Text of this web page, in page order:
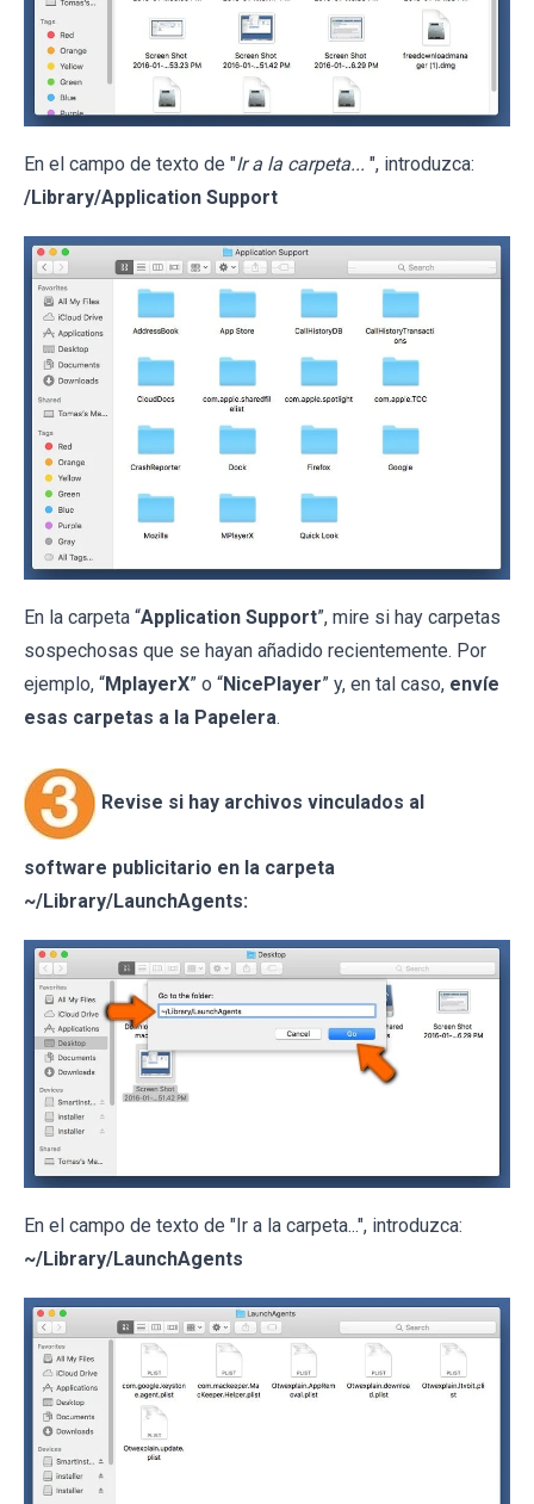
En el campo de texto de "Ir a la carpeta... ", introduzca:
/Library/Application Support
En la carpeta “Application Support”, mire si hay carpetas
sospechosas que se hayan añadido recientemente. Por
ejemplo, “MplayerX” o “NicePlayer” y, en tal caso, envíe
esas carpetas a la Papelera.
Revise si hay archivos vinculados al
software publicitario en la carpeta
~/Library/LaunchAgents:
En el campo de texto de "Ir a la carpeta...", introduzca:
~/Library/LaunchAgents